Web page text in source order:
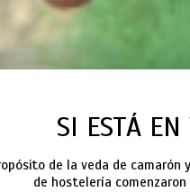
SI ESTÁ
de la veda de camarón
de hostelería